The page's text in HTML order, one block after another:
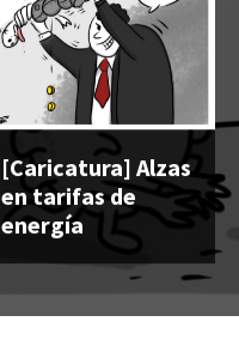
[Caricatura] Alzas
en tarifas de
energía